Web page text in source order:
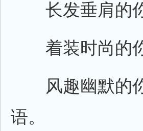
长发垂肩的你
着装时尚的你
风趣幽默的你
语。